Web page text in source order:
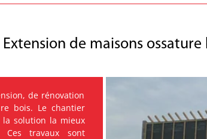
: Extension de maisons
de rénovation
bois. Le chantier
la solution la mieux
Ces travaux sont